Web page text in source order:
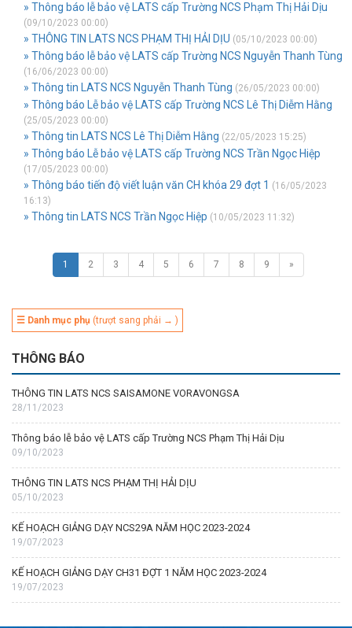
» Thông báo lễ bảo vệ LATS cấp Trường NCS Phạm Thị Hải Dịu
(09/10/2023 00:00)
» THÔNG TIN LATS NCS PHẠM THỊ HẢI DỊU (05/10/2023 00:00)
» Thông báo lễ bảo vệ LATS cấp Trường NCS Nguyễn Thanh Tùng
(16/06/2023 00:00)
» Thông tin LATS NCS Nguyễn Thanh Tùng (26/05/2023 00:00)
» Thông báo Lễ bảo vệ LATS cấp Trường NCS Lê Thị Diễm Hằng
(25/05/2023 00:00)
» Thông tin LATS NCS Lê Thị Diễm Hằng (22/05/2023 15:25)
» Thông báo Lễ bảo vệ LATS cấp Trường NCS Trần Ngọc Hiệp
(17/05/2023 00:00)
» Thông báo tiến độ viết luận văn CH khóa 29 đợt 1 (16/05/2023
16:13)
» Thông tin LATS NCS Trần Ngọc Hiệp (10/05/2023 11:32)
1 2 3 4 5 6 7 8 9 »
☰ Danh mục phụ (trượt sang phải → )
THÔNG BÁO
THÔNG TIN LATS NCS SAISAMONE VORAVONGSA
28/11/2023
Thông báo lễ bảo vệ LATS cấp Trường NCS Phạm Thị Hải Dịu
09/10/2023
THÔNG TIN LATS NCS PHẠM THỊ HẢI DỊU
05/10/2023
KẾ HOẠCH GIẢNG DẠY NCS29A NĂM HỌC 2023-2024
19/07/2023
KẾ HOẠCH GIẢNG DẠY CH31 ĐỢT 1 NĂM HỌC 2023-2024
19/07/2023